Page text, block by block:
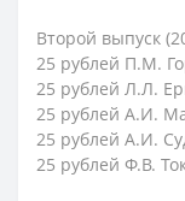
Второй выпуск
25 рублей П.М.
25 рублей Л.Л.
25 рублей А.И.
25 рублей А.И.
25 рублей Ф.В.